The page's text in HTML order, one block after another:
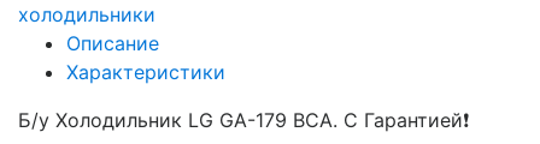
холодильники
Описание
Характеристики
Б/у Холодильник LG GA-179 BCA. С Гарантией❗